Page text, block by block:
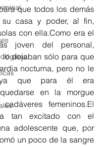
que todos los demás
casa y poder, al fin,
con ella.Como era el
joven del personal,
lo dejaban sólo para que
nocturna, pero no le
ya que para él era
en la morgue
femeninos.El
tan excitado con el
adolescente que, por
un poco de la sangre